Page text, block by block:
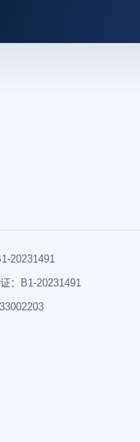
20231491
：B1-20231491